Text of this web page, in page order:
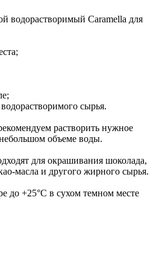
водорастворимый Caramella для
сырья.
растворить нужное
объеме воды.
для окрашивания шоколада,
масла и другого жирного сырья.
до +25°С в сухом темном месте